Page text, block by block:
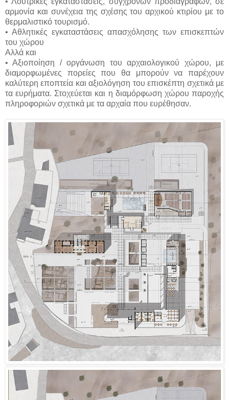
αρμονία και συνέχεια της σχέσης του αρχικού κτιρίου με το
θερμαλιστικό τουρισμό.
• Αθλητικές εγκαταστάσεις απασχόλησης των επισκεπτών
του χώρου
Αλλά και
• Αξιοποίηση / οργάνωση του αρχαιολογικού χώρου, με
διαμορφωμένες πορείες που θα μπορούν να παρέχουν
καλύτερη εποπτεία και αξιολόγηση του επισκέπτη σχετικά με
τα ευρήματα. Στοχεύεται και η διαμόρφωση χώρου παροχής
πληροφοριών σχετικά με τα αρχαία που ευρέθησαν.